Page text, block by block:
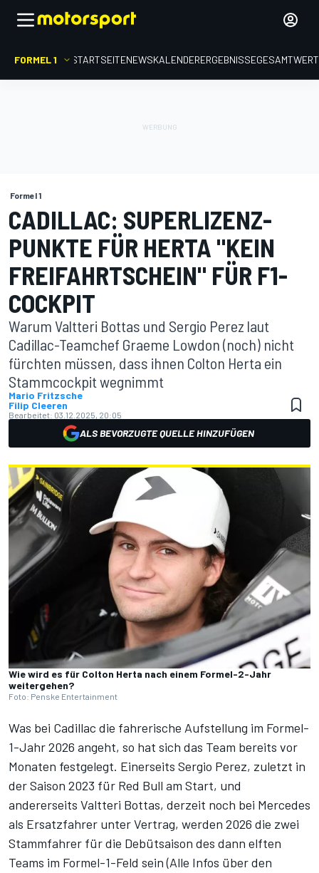
FORMEL 1 STARTSEITENEWSKALENDERERGEBNISSE
Formel 1
CADILLAC: SUPERLIZENZ-
PUNKTE FÜR HERTA "KEIN
FREIFAHRTSCHEIN" FÜR F1-
COCKPIT
Warum Valtteri Bottas und Sergio Perez laut
Cadillac-Teamchef Graeme Lowdon (noch) nicht
fürchten müssen, dass ihnen Colton Herta ein
Stammcockpit wegnimmt
Mario Fritzsche
Filip Cleeren
Bearbeitet: 03.12.2025, 20:05
ALS BEVORZUGTE QUELLE HINZUFÜGEN
Wie wird es für Colton Herta nach einem Formel-2-Jahr
weitergehen?
Foto: Penske Entertainment
Was bei Cadillac die fahrerische Aufstellung im Formel-
1-Jahr 2026 angeht, so hat sich das Team bereits vor
Monaten festgelegt. Einerseits Sergio Perez, zuletzt in
der Saison 2023 für Red Bull am Start, und
andererseits Valtteri Bottas, derzeit noch bei Mercedes
als Ersatzfahrer unter Vertrag, werden 2026 die zwei
Stammfahrer für die Debütsaison des dann elften
Teams im Formel-1-Feld sein (Alle Infos über den